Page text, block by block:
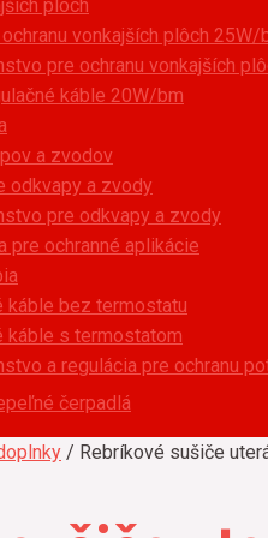
plôch
ochranu vonkajších plôch 25W/
pre ochranu vonkajších
káble 20W/bm
a zvodov
odkvapy a zvody
pre odkvapy a zvody
pre ochranné aplikácie
káble bez termostatu
káble s termostatom
a regulácia pre ochranu
čerpadlá
/ Rebríkové sušiče